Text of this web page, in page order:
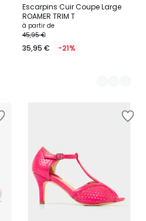
Escarpins Cuir Coupe Large
ROAMER TRIM T
à partir de
45,95 €
35,95 € -21%
Couleurs